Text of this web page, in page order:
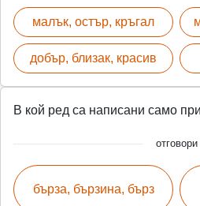
малък, остър, кръгал
добър, близак, красив
В кой ред са написани само
отговори
бърза, бързина, бърз